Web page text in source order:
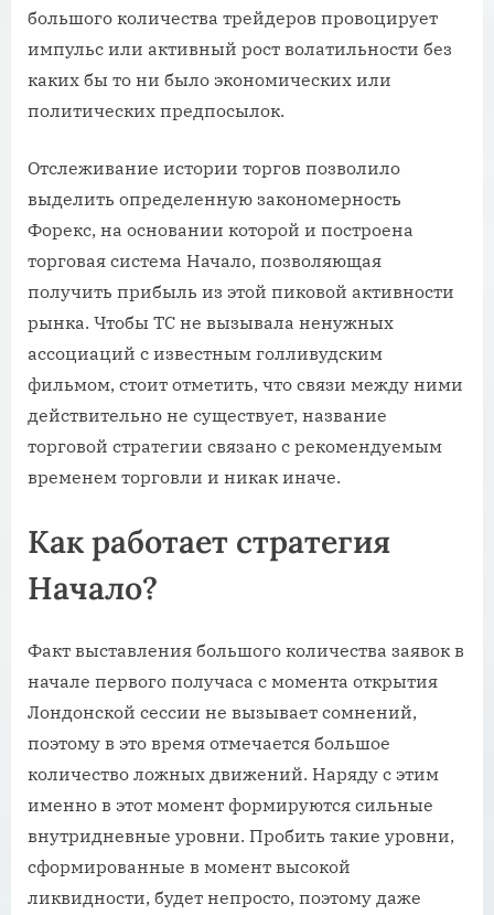
большого количества трейдеров провоцирует
импульс или активный рост волатильности без
каких бы то ни было экономических или
политических предпосылок.
Отслеживание истории торгов позволило
выделить определенную закономерность
Форекс, на основании которой и построена
торговая система Начало, позволяющая
получить прибыль из этой пиковой активности
рынка. Чтобы ТС не вызывала ненужных
ассоциаций с известным голливудским
фильмом, стоит отметить, что связи между ними
действительно не существует, название
торговой стратегии связано с рекомендуемым
временем торговли и никак иначе.
Как работает стратегия
Начало?
Факт выставления большого количества заявок в
начале первого получаса с момента открытия
Лондонской сессии не вызывает сомнений,
поэтому в это время отмечается большое
количество ложных движений. Наряду с этим
именно в этот момент формируются сильные
внутридневные уровни. Пробить такие уровни,
сформированные в момент высокой
ликвидности, будет непросто, поэтому даже